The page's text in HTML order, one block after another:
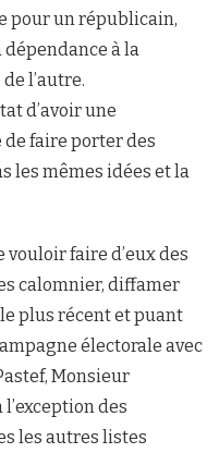
pour un républicain,
dépendance à la
l’autre.
d’avoir une
faire porter des
les mêmes idées et la
faire d’eux des
calomnier, diffamer
plus récent et puant
électorale avec
Monsieur
des
les autres listes